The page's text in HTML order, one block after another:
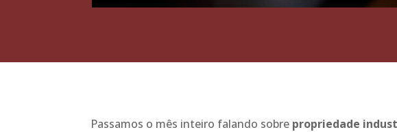
Passamos o mês inteiro falando sobre propriedade